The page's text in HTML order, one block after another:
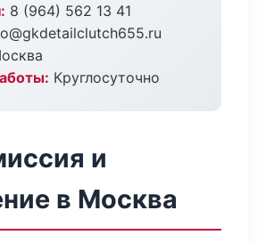
8 (964) 562 13 41
Круглосуточно
и
в Москва